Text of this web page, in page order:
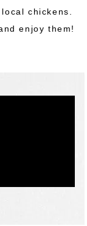
chickens.
enjoy them!